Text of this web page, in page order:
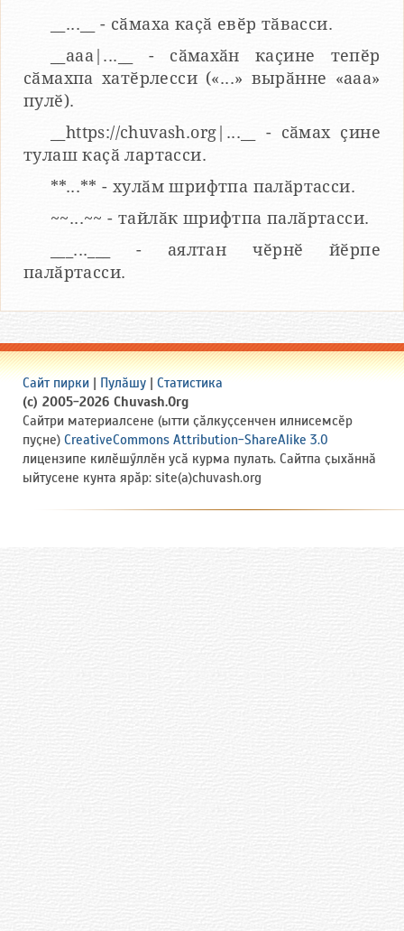
__...__ - сӑмаха каҫӑ евӗр тӑвасси.
__aaa|...__ - сӑмахӑн каҫине тепӗр
сӑмахпа хатӗрлесси («...» вырӑнне «ааа»
пулӗ).
__https://chuvash.org|...__ - сӑмах ҫине
тулаш каҫӑ лартасси.
**...** - хулӑм шрифтпа палӑртасси.
~~...~~ - тайлӑк шрифтпа палӑртасси.
___...___ - аялтан чӗрнӗ йӗрпе
палӑртасси.
Сайт пирки Пулӑшу
Статистика
(c) 2005-2026 Chuvash.Org
Сайтри материалсене (ытти ҫӑлкуҫсенчен илнисемсӗр
пуҫне) CreativeCommons Attribution-ShareAlike 3.0
лицензипе килӗшӳллӗн усӑ курма пулать. Сайтпа ҫыхӑннӑ
ыйтусене кунта ярӑр: site(a)chuvash.org